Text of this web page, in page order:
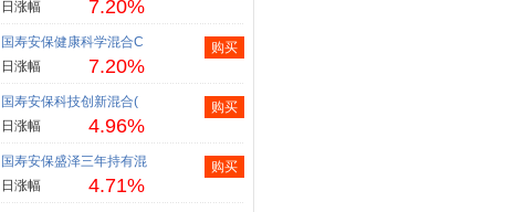
日涨幅
7.20%
国寿安保健康科学混合C
日涨幅
7.20%
购买
国寿安保科技创新混合(
日涨幅
4.96%
购买
国寿安保盛泽三年持有混
日涨幅
4.71%
购买